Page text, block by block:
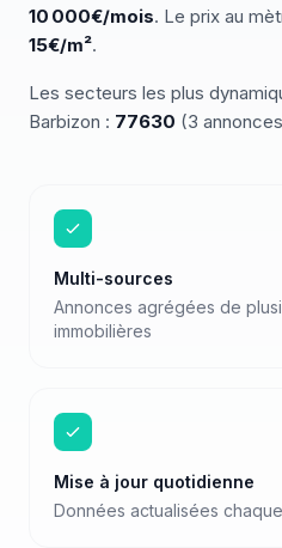
10 000€/mois. Le prix au
15€/m².
Les secteurs les plus
Barbizon : 77630 (3
Multi-sources
Annonces agrégées de
immobilières
Mise à jour quotidienne
Données actualisées